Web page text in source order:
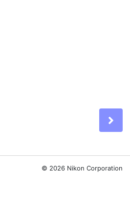
© 2026 Nikon Corporation